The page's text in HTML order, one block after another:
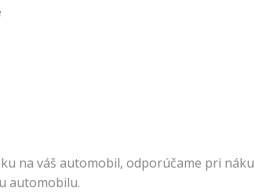
na váš automobil, odporúčame pri
automobilu.